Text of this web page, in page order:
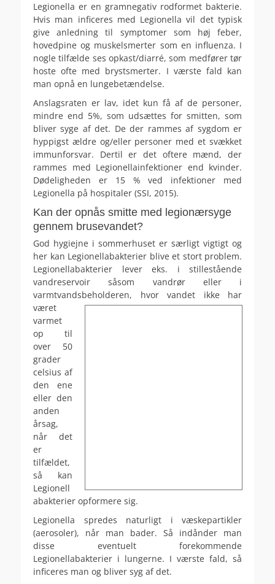
Legionella er en gramnegativ rodformet bakterie.
Hvis man inficeres med Legionella vil det typisk
give anledning til symptomer som høj feber,
hovedpine og muskelsmerter som en influenza. I
nogle tilfælde ses opkast/diarré, som medfører tør
hoste ofte med brystsmerter. I værste fald kan
man opnå en lungebetændelse.
Anslagsraten er lav, idet kun få af de personer,
mindre end 5%, som udsættes for smitten, som
bliver syge af det. De der rammes af sygdom er
hyppigst ældre og/eller personer med et svækket
immunforsvar. Dertil er det oftere mænd, der
rammes med Legionellainfektioner end kvinder.
Dødeligheden er 15 % ved infektioner med
Legionella på hospitaler (SSI, 2015).
Kan der opnås smitte med legionærsyge
gennem brusevandet?
God hygiejne i sommerhuset er særligt vigtigt og
her kan Legionellabakterier blive et stort problem.
Legionellabakterier lever eks. i stillestående
vandreservoir såsom vandrør eller i
varmtvandsbeholderen, hvor vandet ikke har
været
varmet
op til
over 50
grader
celsius af
den ene
eller den
anden
årsag,
når det
er
tilfældet,
så kan
Legionell
abakterier opformere sig.
Legionella spredes naturligt i væskepartikler
(aerosoler), når man bader. Så indånder man
disse eventuelt forekommende
Legionellabakterier i lungerne. I værste fald, så
inficeres man og bliver syg af det.